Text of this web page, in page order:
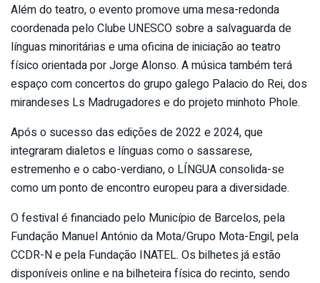
Além do teatro, o evento promove uma mesa-redonda
coordenada pelo Clube UNESCO sobre a salvaguarda de
línguas minoritárias e uma oficina de iniciação ao teatro
físico orientada por Jorge Alonso. A música também terá
espaço com concertos do grupo galego Palacio do Rei, dos
mirandeses Ls Madrugadores e do projeto minhoto Phole.
Após o sucesso das edições de 2022 e 2024, que
integraram dialetos e línguas como o sassarese,
estremenho e o cabo-verdiano, o LÍNGUA consolida-se
como um ponto de encontro europeu para a diversidade.
O festival é financiado pelo Município de Barcelos, pela
Fundação Manuel António da Mota/Grupo Mota-Engil, pela
CCDR-N e pela Fundação INATEL. Os bilhetes já estão
disponíveis online e na bilheteira física do recinto, sendo